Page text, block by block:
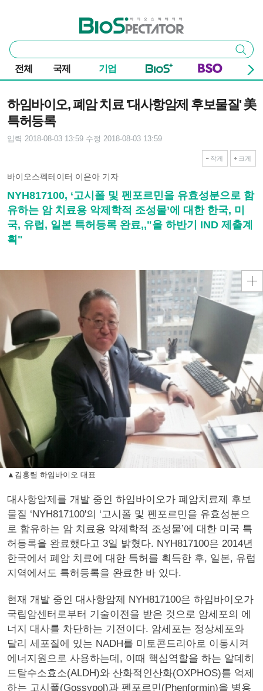
바이오스펙테이터
통
합
검
색
검색
전체 국제 기업
하임바이오, 폐암 치료 '대사항암제 후보물질' 美
특허등록
입력 2018-08-03 13:59 수정 2018-08-03 13:59
작게 크게
바이오스펙테이터 이은아 기자
NYH817100, ‘고시폴 및 펜포르민을 유효성분으로 함
유하는 암 치료용 악제학적 조성물’에 대한 한국, 미
국, 유럽, 일본 특허등록 완료,,"올 하반기 IND 제출계
획"
▲김홍렬 하임바이오 대표
대사항암제를 개발 중인 하임바이오가 폐암치료제 후보
물질 ‘NYH817100'의 ‘고시폴 및 펜포르민을 유효성분으
로 함유하는 암 치료용 악제학적 조성물’에 대한 미국 특
허등록을 완료했다고 3일 밝혔다. NYH817100은 2014년
한국에서 폐암 치료에 대한 특허를 획득한 후, 일본, 유럽
지역에서도 특허등록을 완료한 바 있다.
현재 개발 중인 대사항암제 NYH817100은 하임바이오가
국립암센터로부터 기술이전을 받은 것으로 암세포의 에
너지 대사를 차단하는 기전이다. 암세포는 정상세포와
달리 세포질에 있는 NADH를 미토콘드리아로 이동시켜
에너지원으로 사용하는데, 이때 핵심역할을 하는 알데히
드탈수소효소(ALDH)와 산화적인산화(OXPHOS)를 억제
하는 고시폴(Gossypol)과 펜포르민(Phenformin)을 병용